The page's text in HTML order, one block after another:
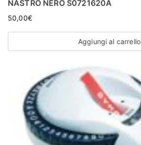
NASTRO NERO S0721620A
50,00€
Aggiungi al carrello